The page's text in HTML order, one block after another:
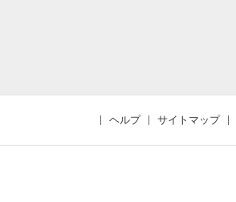
ヘルプ サイトマップ